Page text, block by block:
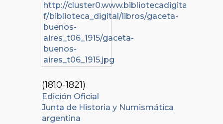
(1810-1821)
Edición Oficial
Junta de Historia y Numismática
argentina